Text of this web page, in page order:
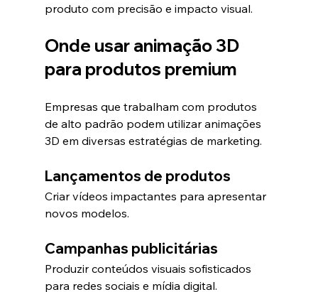
produto com precisão e impacto visual.
Onde usar animação 3D
para produtos premium
Empresas que trabalham com produtos
de alto padrão podem utilizar animações
3D em diversas estratégias de marketing.
Lançamentos de produtos
Criar vídeos impactantes para apresentar
novos modelos.
Campanhas publicitárias
Produzir conteúdos visuais sofisticados
para redes sociais e mídia digital.